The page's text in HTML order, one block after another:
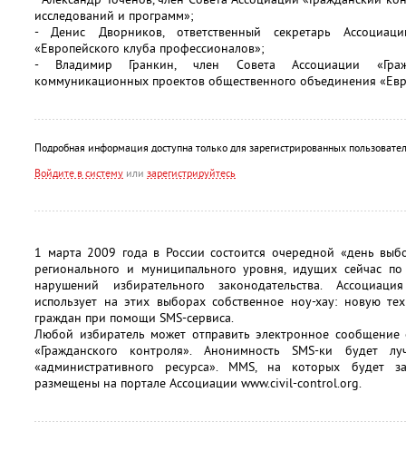
исследований и программ»;
- Денис Дворников, ответственный секретарь
«Европейского клуба профессионалов»;
- Владимир Гранкин, член Совета Ассоциации
коммуникационных проектов общественного объединения
Подробная информация доступна только для зарегистрированных
Войдите в систему или зарегистрируйтесь
1 марта 2009 года в России состоится очередной «день
регионального и муниципального уровня, идущих сейчас
нарушений избирательного законодательства.
использует на этих выборах собственное ноу-хау: новую
граждан при помощи SMS-сервиса.
Любой избиратель может отправить электронное
«Гражданского контроля». Анонимность SMS-ки будет
«административного ресурса». MMS, на которых будет
размещены на портале Ассоциации www.civil-control.org.